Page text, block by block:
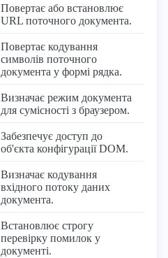
Повертає або встановлює
URL поточного документа.
Повертає кодування
символів поточного
документа у формі рядка.
Визначає режим документа
для сумісності з браузером.
Забезпечує доступ до
об'єкта конфігурації DOM.
Визначає кодування
вхідного потоку даних
документа.
Встановлює строгу
перевірку помилок у
документі.